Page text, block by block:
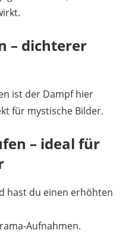
– dichterer
ist der Dampf hier
für mystische Bilder.
– ideal für
hast du einen erhöhten
Aufnahmen.